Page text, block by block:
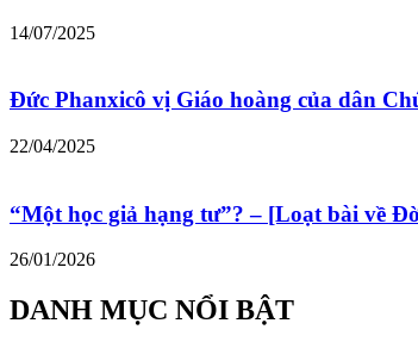
14/07/2025
Đức Phanxicô vị Giáo hoàng của dân
22/04/2025
“Một học giả hạng tư”? – [Loạt bài về
26/01/2026
DANH MỤC NỔI BẬT